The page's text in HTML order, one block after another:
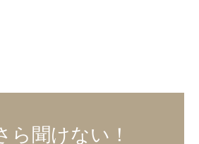
ら聞けない！